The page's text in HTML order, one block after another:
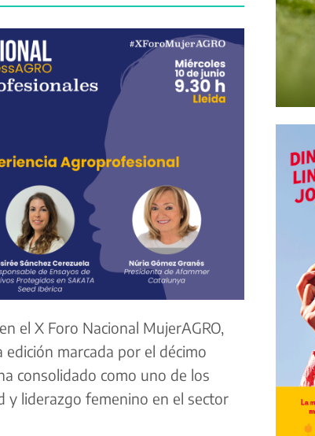
el X Foro Nacional MujerAGRO,
edición marcada por el décimo
consolidado como uno de los
y liderazgo femenino en el sector